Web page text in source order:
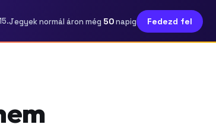
Jegyek normál áron még 50napig Fedezd fel